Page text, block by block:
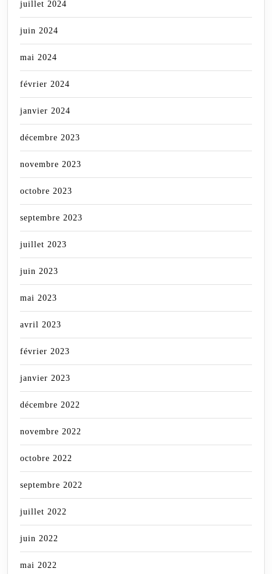
juillet 2024
juin 2024
mai 2024
février 2024
janvier 2024
décembre 2023
novembre 2023
octobre 2023
septembre 2023
juillet 2023
juin 2023
mai 2023
avril 2023
février 2023
janvier 2023
décembre 2022
novembre 2022
octobre 2022
septembre 2022
juillet 2022
juin 2022
mai 2022